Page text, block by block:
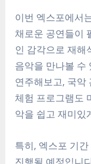
이번 엑스포에서
채로운 공연들이
인 감각으로 재해
음악을 만나볼 수
연주해보고, 국악
체험 프로그램도
악을 쉽고 재미있
특히, 엑스포 기
진행될 예정입니